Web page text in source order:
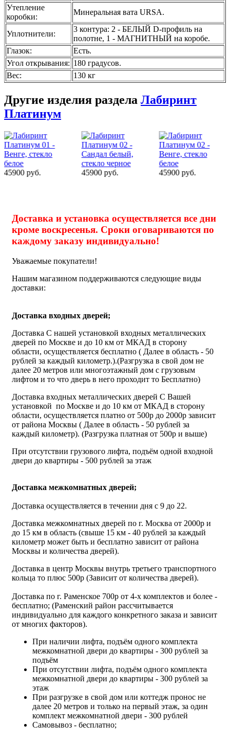
Утепление
коробки:
Минеральная вата URSA.
Уплотнители:
3 контура: 2 - БЕЛЫЙ D-профиль на
полотне, 1 - МАГНИТНЫЙ на коробе.
Глазок:
Есть.
Угол открывания: 180 градусов.
Вес: 130 кг
Другие изделия раздела Лабиринт
Платинум
45900 руб. 45900 руб. 45900 руб.
Доставка и установка осуществляется все дни
кроме воскресенья. Сроки оговариваются по
каждому заказу индивидуально!
Уважаемые покупатели!
Нашим магазином поддерживаются следующие виды
доставки:
Доставка входных дверей;
Доставка С нашей установкой входных металлических
дверей по Москве и до 10 км от МКАД в сторону
области, осуществляется бесплатно ( Далее в область - 50
рублей за каждый километр.).(Разгрузка в свой дом не
далее 20 метров или многоэтажный дом с грузовым
лифтом и то что дверь в него проходит то Бесплатно)
Доставка входных металлических дверей С Вашей
установкой по Москве и до 10 км от МКАД в сторону
области, осуществляется платно от 500р до 2000р зависит
от района Москвы ( Далее в область - 50 рублей за
каждый километр). (Разгрузка платная от 500р и выше)
При отсутствии грузового лифта, подъём одной входной
двери до квартиры - 500 рублей за этаж
Доставка межкомнатных дверей;
Доставка осуществляется в течении дня с 9 до 22.
Доставка межкомнатных дверей по г. Москва от 2000р и
до 15 км в область (свыше 15 км - 40 рублей за каждый
километр может быть и бесплатно зависит от района
Москвы и количества дверей).
Доставка в центр Москвы внутрь третьего транспортного
кольца то плюс 500р (Зависит от количества дверей).
Доставка по г. Раменское 700р от 4-х комплектов и более -
бесплатно; (Раменский район рассчитывается
индивидуально для каждого конкретного заказа и зависит
от многих факторов).
При наличии лифта, подъём одного комплекта
межкомнатной двери до квартиры - 300 рублей за
подъём
При отсутствии лифта, подъём одного комплекта
межкомнатной двери до квартиры - 300 рублей за
этаж
При разгрузке в свой дом или коттедж пронос не
далее 20 метров и только на первый этаж, за один
комплект межкомнатной двери - 300 рублей
Самовывоз - бесплатно;